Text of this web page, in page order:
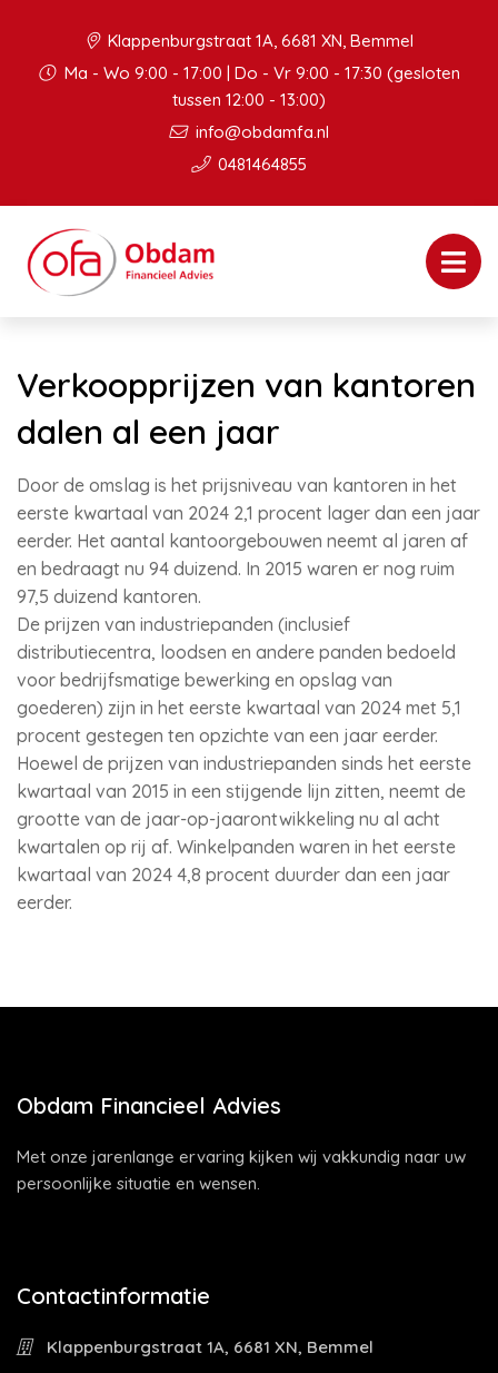
Klappenburgstraat 1A, 6681 XN, Bemmel
Ma - Wo 9:00 - 17:00 | Do - Vr 9:00 - 17:30 (gesloten
tussen 12:00 - 13:00)
info@obdamfa.nl
0481464855
Verkoopprijzen van kantoren
dalen al een jaar
Door de omslag is het prijsniveau van kantoren in het
eerste kwartaal van 2024 2,1 procent lager dan een jaar
eerder. Het aantal kantoorgebouwen neemt al jaren af
en bedraagt nu 94 duizend. In 2015 waren er nog ruim
97,5 duizend kantoren.
De prijzen van industriepanden (inclusief
distributiecentra, loodsen en andere panden bedoeld
voor bedrijfsmatige bewerking en opslag van
goederen) zijn in het eerste kwartaal van 2024 met 5,1
procent gestegen ten opzichte van een jaar eerder.
Hoewel de prijzen van industriepanden sinds het eerste
kwartaal van 2015 in een stijgende lijn zitten, neemt de
grootte van de jaar-op-jaarontwikkeling nu al acht
kwartalen op rij af. Winkelpanden waren in het eerste
kwartaal van 2024 4,8 procent duurder dan een jaar
eerder.
Obdam Financieel Advies
Met onze jarenlange ervaring kijken wij vakkundig naar uw
persoonlijke situatie en wensen.
Contactinformatie
Klappenburgstraat 1A, 6681 XN, Bemmel